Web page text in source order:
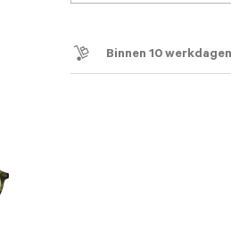
Binnen 10